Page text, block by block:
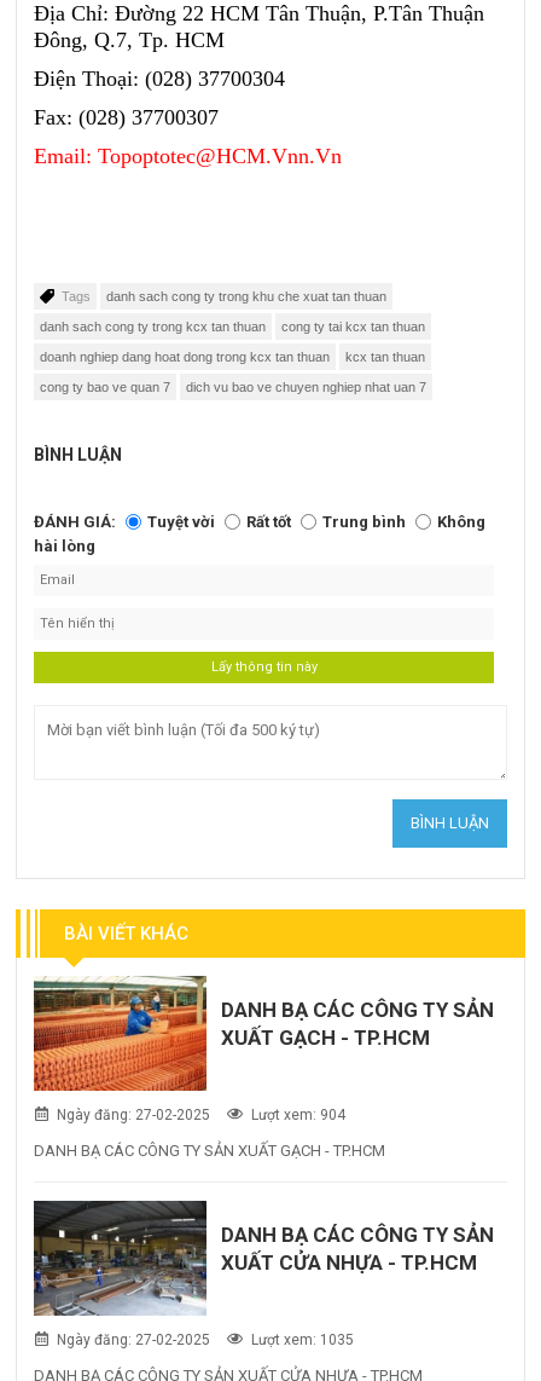
Địa Chỉ: Đường 22 HCM Tân Thuận, P.Tân Thuận
Đông, Q.7, Tp. HCM
Điện Thoại: (028) 37700304
Fax: (028) 37700307
Email: Topoptotec@HCM.Vnn.Vn
Tags danh sach cong ty trong khu che xuat tan thuan
danh sach cong ty trong kcx tan thuan cong ty tai kcx tan thuan
doanh nghiep dang hoat dong trong kcx tan thuan kcx tan thuan
cong ty bao ve quan 7 dich vu bao ve chuyen nghiep nhat uan 7
BÌNH LUẬN
ĐÁNH GIÁ: Tuyệt vời Rất tốt Trung bình
Không
hài lòng
BÀI VIẾT KHÁC
DANH BẠ CÁC CÔNG TY SẢN
XUẤT GẠCH - TP.HCM
Ngày đăng: 27-02-2025 Lượt xem: 904
DANH BẠ CÁC CÔNG TY SẢN XUẤT GẠCH - TP.HCM
DANH BẠ CÁC CÔNG TY SẢN
XUẤT CỬA NHỰA - TP.HCM
Ngày đăng: 27-02-2025 Lượt xem: 1035
DANH BẠ CÁC CÔNG TY SẢN XUẤT CỬA NHỰA - TP.HCM